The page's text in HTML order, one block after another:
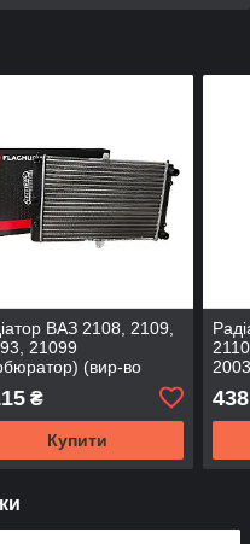
ВАЗ 2108, 2109,
21099
(вир-во
₴
Купити
438